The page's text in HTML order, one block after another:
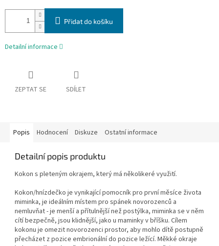
Přidat do košíku
Detailní informace
ZEPTAT SE SDÍLET
Popis Hodnocení Diskuze Ostatní informace
Detailní popis produktu
Kokon s pleteným okrajem, který má několikeré využití.
Kokon/hnízdečko je vynikající pomocník pro první měsíce života
miminka, je ideálním místem pro spánek novorozenců a
nemluvňat - je menší a přítulnější než postýlka, miminka se v něm
cítí bezpečně, jsou klidnější, jako u maminky v bříšku. Cílem
kokonu je omezit novorozenci prostor, aby mohlo dítě postupně
přecházet z pozice embrionální do pozice ležící. Měkké okraje